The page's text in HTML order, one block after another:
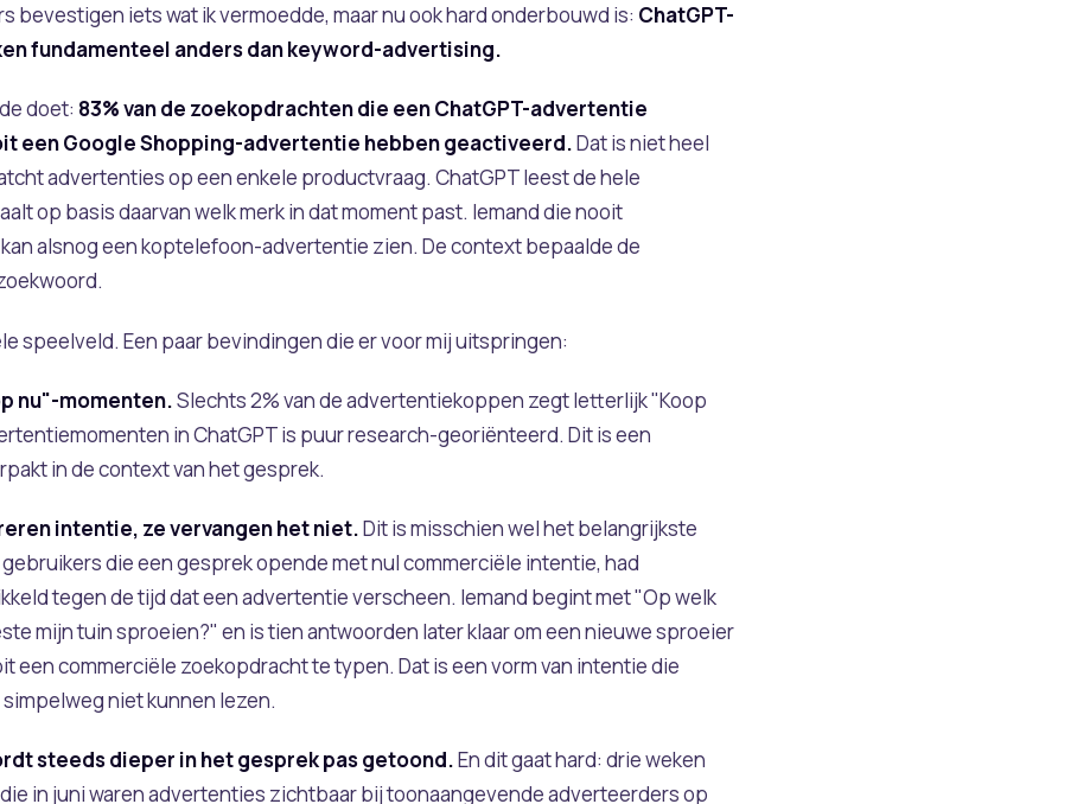
bevestigen iets wat ik vermoedde, maar nu ook hard onderbouwd is: ChatGPT-
fundamenteel anders dan keyword-advertising.
doet: 83% van de zoekopdrachten die een ChatGPT-advertentie
een Google Shopping-advertentie hebben geactiveerd.Dat is niet heel
advertenties op een enkele productvraag. ChatGPT leest de hele
op basis daarvan welk merk in dat moment past. Iemand die nooit
alsnog een koptelefoon-advertentie zien. De context bepaalde de
speelveld. Een paar bevindingen die er voor mij uitspringen:
nu"-momenten.Slechts 2% van de advertentiekoppen zegt letterlijk "Koop
in ChatGPT is puur research-georiënteerd. Dit is een
in de context van het gesprek.
intentie, ze vervangen het niet.Dit is misschien wel het belangrijkste
die een gesprek opende met nul commerciële intentie, had
tegen de tijd dat een advertentie verscheen. Iemand begint met "Op welk
mijn tuin sproeien?" en is tien antwoorden later klaar om een nieuwe sproeier
een commerciële zoekopdracht te typen. Dat is een vorm van intentie die
niet kunnen lezen.
steeds dieper in het gesprek pas getoond.En dit gaat hard: drie weken
in juni waren advertenties zichtbaar bij toonaangevende adverteerders op